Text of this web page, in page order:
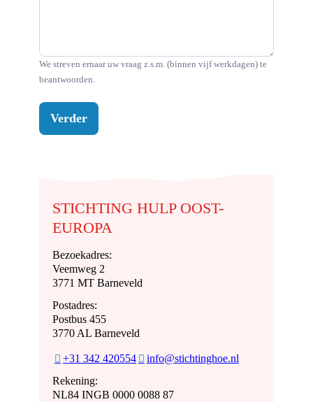
We streven ernaar uw vraag z.s.m. (binnen vijf werkdagen) te
beantwoorden.
Verder
STICHTING HULP OOST-
EUROPA
Bezoekadres:
Veemweg 2
3771 MT Barneveld
Postadres:
Postbus 455
3770 AL Barneveld
+31 342 420554
info@stichtinghoe.nl
Rekening:
NL84 INGB 0000 0088 87